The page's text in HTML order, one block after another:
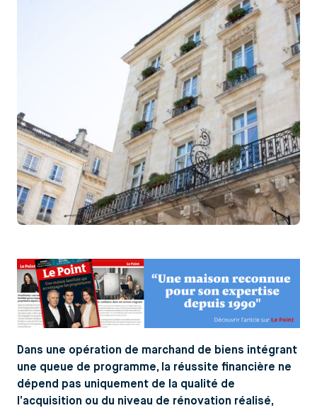
Dans une opération de marchand de biens intégrant
une queue de programme, la réussite financière ne
dépend pas uniquement de la qualité de
l’acquisition ou du niveau de rénovation réalisé,